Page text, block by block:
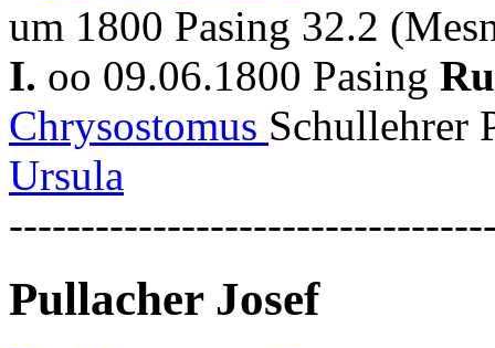
um 1800 Pasing 32.2
I. oo 09.06.1800 Pasing
Chrysostomus Schullehrer
Ursula
Pullacher Josef